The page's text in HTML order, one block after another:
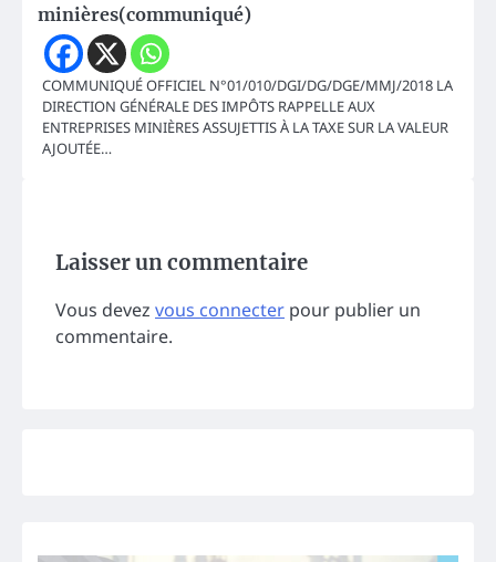
minières(communiqué)
COMMUNIQUÉ OFFICIEL N°01/010/DGI/DG/DGE/MMJ/2018 LA
DIRECTION GÉNÉRALE DES IMPÔTS RAPPELLE AUX
ENTREPRISES MINIÈRES ASSUJETTIS À LA TAXE SUR LA VALEUR
AJOUTÉE…
Laisser un commentaire
Vous devez vous connecter pour publier un
commentaire.